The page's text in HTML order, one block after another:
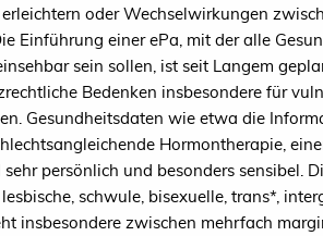
oder Wechselwirkungen
Einführung einer ePa, mit der alle
sein sollen, ist seit Langem
Bedenken insbesondere für
Gesundheitsdaten wie etwa die
Hormontherapie,
persönlich und besonders sensibel.
schwule, bisexuelle, trans*,
insbesondere zwischen mehrfach